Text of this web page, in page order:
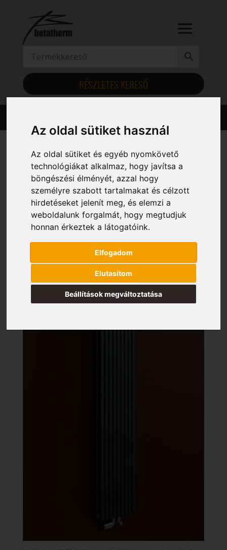
Az oldal sütiket használ
Az oldal sütiket és egyéb nyomkövető
technológiákat alkalmaz, hogy javítsa a
böngészési élményét, azzal hogy
személyre szabott tartalmakat és célzott
hirdetéseket jelenít meg, és elemzi a
weboldalunk forgalmát, hogy megtudjuk
honnan érkeztek a látogatóink.
Elfogadom
Elutasítom
Beállítások megváltoztatása
RÉSZLETES KERESŐ
Kezdőlap/ Magasság (mm) termék / 311
311
Mind a(z) 6 találat megjelenítve